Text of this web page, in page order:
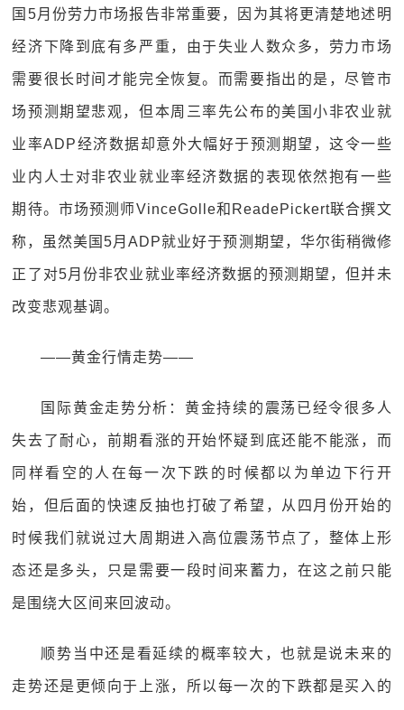
国5月份劳力市场报告非常重要，因为其将更清楚地述明
经济下降到底有多严重，由于失业人数众多，劳力市场
需要很长时间才能完全恢复。而需要指出的是，尽管市
场预测期望悲观，但本周三率先公布的美国小非农业就
业率ADP经济数据却意外大幅好于预测期望，这令一些
业内人士对非农业就业率经济数据的表现依然抱有一些
期待。市场预测师VinceGolle和ReadePickert联合撰文
称，虽然美国5月ADP就业好于预测期望，华尔街稍微修
正了对5月份非农业就业率经济数据的预测期望，但并未
改变悲观基调。
——黄金行情走势——
国际黄金走势分析：黄金持续的震荡已经令很多人
失去了耐心，前期看涨的开始怀疑到底还能不能涨，而
同样看空的人在每一次下跌的时候都以为单边下行开
始，但后面的快速反抽也打破了希望，从四月份开始的
时候我们就说过大周期进入高位震荡节点了，整体上形
态还是多头，只是需要一段时间来蓄力，在这之前只能
是围绕大区间来回波动。
顺势当中还是看延续的概率较大，也就是说未来的
走势还是更倾向于上涨，所以每一次的下跌都是买入的